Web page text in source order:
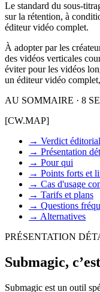
Le standard du sous-
sur la rétention, à
éditeur vidéo complet.
À adopter par les
des vidéos verticales
éviter pour les vidéos
un éditeur vidéo
AU SOMMAIRE · 8
[CW.MAP]
→ Verdict éditorial
→ Présentation
→ Pour qui
→ Points forts et
→ Cas d'usage
→ Tarifs et plans
→ Questions
→ Alternatives
PRÉSENTATION
Submagic,
Submagic est un outil